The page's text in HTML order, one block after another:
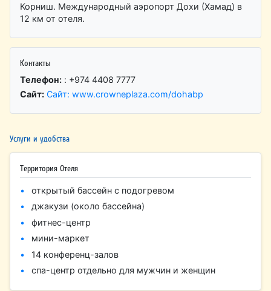
Корниш. Международный аэропорт Дохи (Хамад) в
12 км от отеля.
Контакты
Телефон: : +974 4408 7777
Сайт: Сайт: www.crowneplaza.com/dohabp
Услуги и удобства
Территория Отеля
открытый бассейн с подогревом
джакузи (около бассейна)
фитнес-центр
мини-маркет
14 конференц-залов
спа-центр отдельно для мужчин и женщин